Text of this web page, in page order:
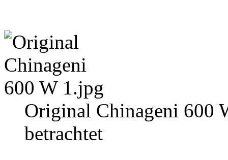
Original Chinageni 600
betrachtet